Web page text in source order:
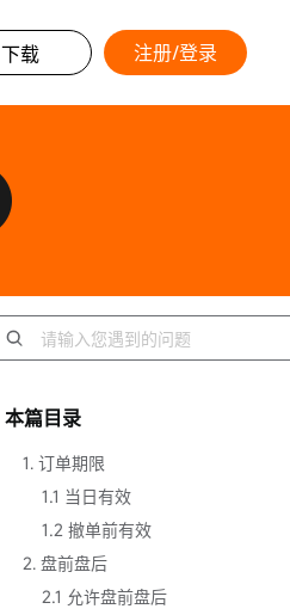
下载 注册/登录
本篇目录
1. 订单期限
1.1 当日有效
1.2 撤单前有效
2. 盘前盘后
2.1 允许盘前盘后